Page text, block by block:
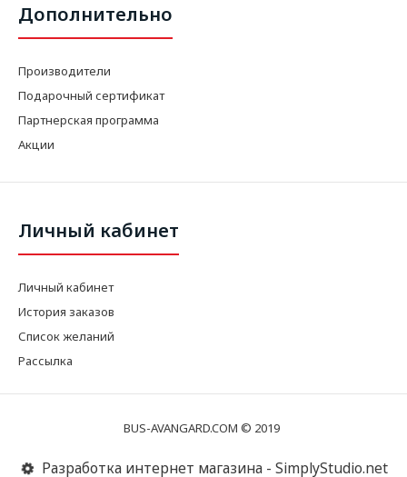
Дополнительно
Производители
Подарочный сертификат
Партнерская программа
Акции
Личный кабинет
Личный кабинет
История заказов
Список желаний
Рассылка
BUS-AVANGARD.COM © 2019
Разработка интернет магазина - SimplyStudio.net